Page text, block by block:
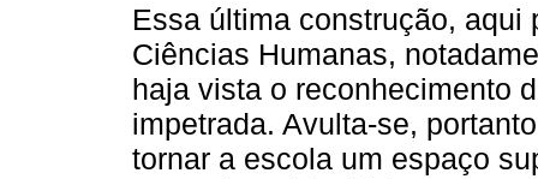
Essa última construção, aqui
Ciências Humanas,
haja vista o reconhecimento
impetrada. Avulta-se,
tornar a escola um espaço